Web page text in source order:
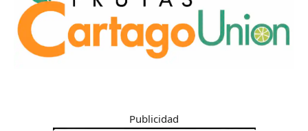
Publicidad